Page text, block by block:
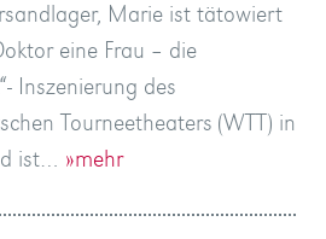
Marie ist tätowiert
eine Frau – die
Inszenierung des
Tourneetheaters (WTT) in
ist… »mehr